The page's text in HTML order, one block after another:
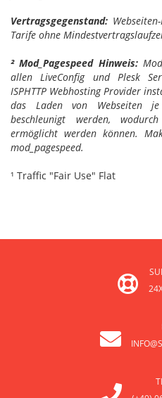
Vertragsgegenstand:
Tarife ohne
² Mod_Pagespeed Hinweis:
allen LiveConfig und Plesk
ISPHTTP Webhosting Provider
das Laden von Webseiten
beschleunigt werden,
ermöglicht werden können.
mod_pagespeed.
¹ Traffic "Fair Use" Flat